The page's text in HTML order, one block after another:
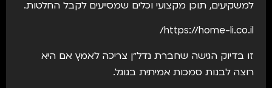
למשקיעים, תוכן מקצועי וכלים שמסייעים לקבל החלטות.
https://home-li.co.il/
זו בדיוק הגישה שחברת נדל״ן צריכה לאמץ אם היא
רוצה לבנות סמכות אמיתית בגוגל.